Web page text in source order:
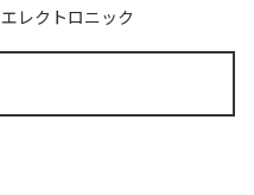
エレクトロニック